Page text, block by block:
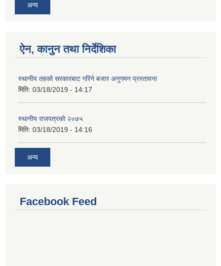
अन्य
ऐन, कानुन तथा निर्देशिका
स्थानीय तहको सरकारबाट गरिने बजार अनुगमन प्रस्तावना
मिति: 03/18/2019 - 14:17
स्थानीय राजपत्रको २०७५
मिति: 03/18/2019 - 14:16
अन्य
Facebook Feed